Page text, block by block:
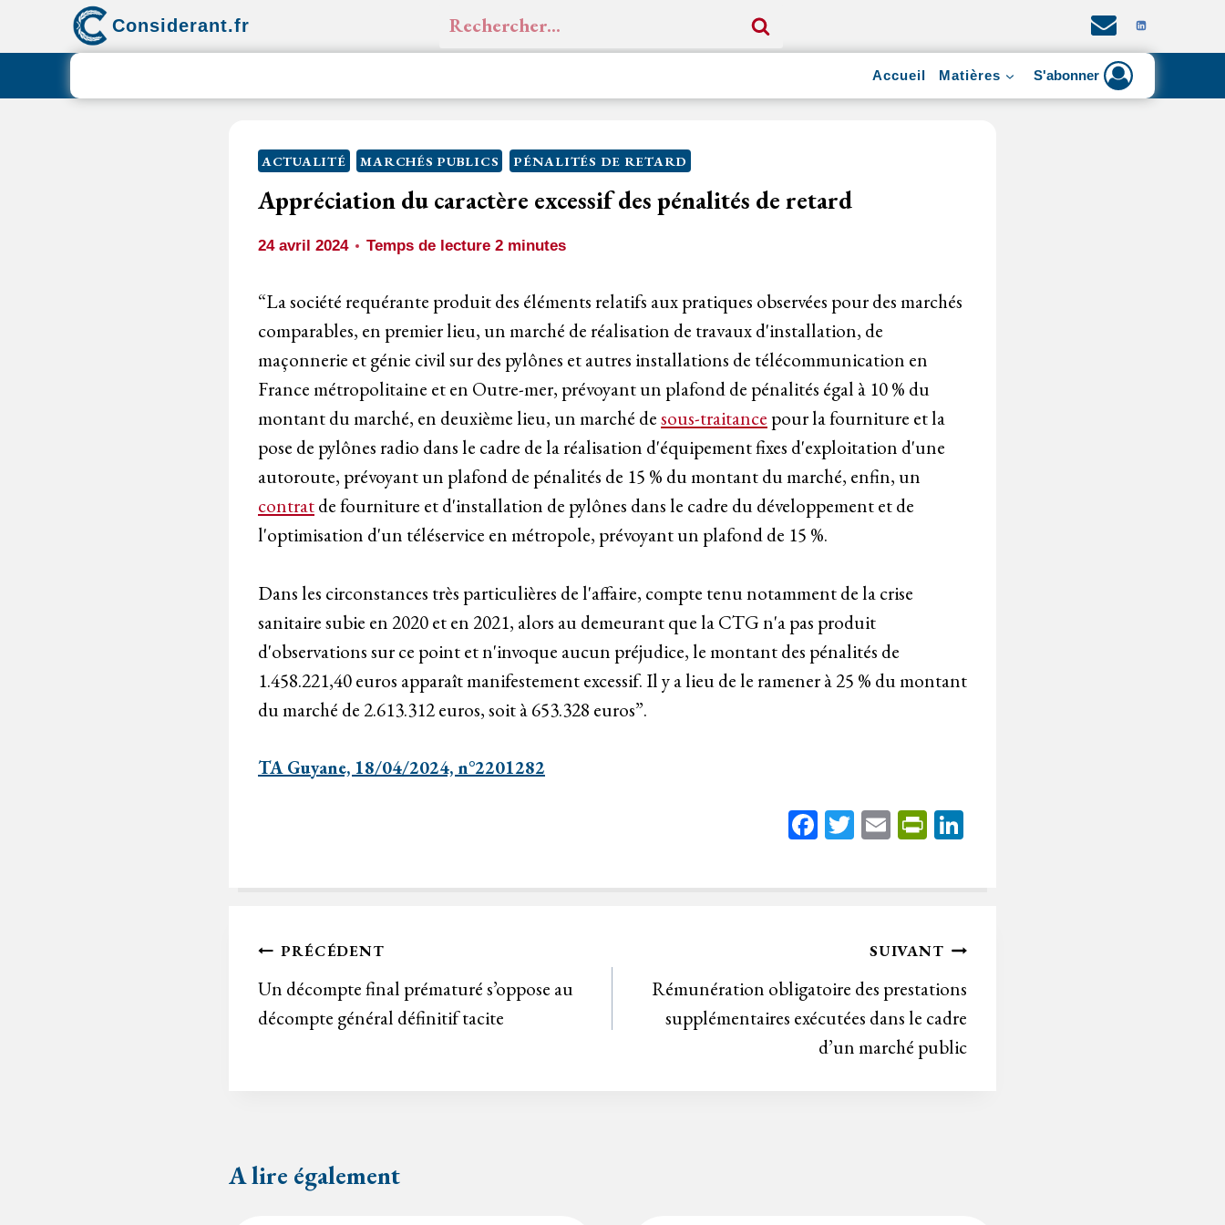
Considerant.fr Rechercher :
Accueil Matières S'abonner
ACTUALITÉ MARCHÉS PUBLICS PÉNALITÉS DE RETARD
Appréciation du caractère excessif des pénalités de retard
24 avril 2024 Temps de lecture 2 minutes
“La société requérante produit des éléments relatifs aux pratiques observées pour des marchés
comparables, en premier lieu, un marché de réalisation de travaux d'installation, de
maçonnerie et génie civil sur des pylônes et autres installations de télécommunication en
France métropolitaine et en Outre-mer, prévoyant un plafond de pénalités égal à 10 % du
montant du marché, en deuxième lieu, un marché desous-traitance pour la fourniture et la
pose de pylônes radio dans le cadre de la réalisation d'équipement fixes d'exploitation d'une
autoroute, prévoyant un plafond de pénalités de 15 % du montant du marché, enfin, un
contratde fourniture et d'installation de pylônes dans le cadre du développement et de
l'optimisation d'un téléservice en métropole, prévoyant un plafond de 15 %.
Dans les circonstances très particulières de l'affaire, compte tenu notamment de la crise
sanitaire subie en 2020 et en 2021, alors au demeurant que la CTG n'a pas produit
d'observations sur ce point et n'invoque aucun préjudice, le montant des pénalités de
1.458.221,40 euros apparaît manifestement excessif. Il y a lieu de le ramener à 25 % du montant
du marché de 2.613.312 euros, soit à 653.328 euros”.
TA Guyane, 18/04/2024, n°2201282
Fa
bo
T
tt
E
ail
Pr
tF
n
y
ed
Navigation
de
l’article
PRÉCÉDENT
Un décompte final prématuré s’oppose au
décompte général définitif tacite
SUIVANT
Rémunération obligatoire des prestations
supplémentaires exécutées dans le cadre
d’un marché public
A lire également